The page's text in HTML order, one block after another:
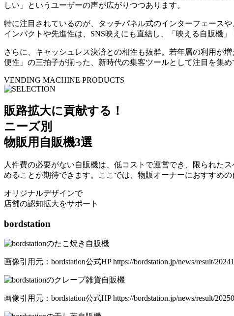
しい」というユーザーの声が広がりつつあります。
特に注目されているのが、タッチパネル式のインターフェース
インパクトや先進性は、SNS映えにも直結し、「映える自販機
さらに、キャッシュレス決済との相性も抜群。若年層の利用が
便性」の三拍子が揃った、新時代の集客ツールとして注目を集め
VENDING MACHINE PRODUCTS
販路拡大に貢献する！
ニーズ別
物販用自販機3選
人件費の必要がない自販機は、低コストで運営でき、限られた
めることが期待できます。ここでは、物販オーナーにおすすめ
オリジナルデザインで
店舗の認知拡大をサポート
bordstation
画像引用元：bordstation公式HP https://bordstation.jp/news/result/
画像引用元：bordstation公式HP https://bordstation.jp/news/result/